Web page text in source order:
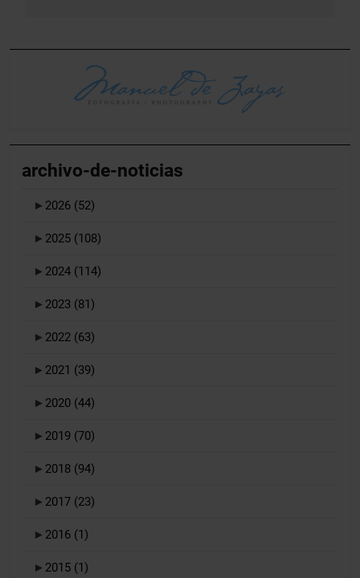
archivo-de-noticias
► 2026 (52)
► 2025 (108)
► 2024 (114)
► 2023 (81)
► 2022 (63)
► 2021 (39)
► 2020 (44)
► 2019 (70)
► 2018 (94)
► 2017 (23)
► 2016 (1)
► 2015 (1)